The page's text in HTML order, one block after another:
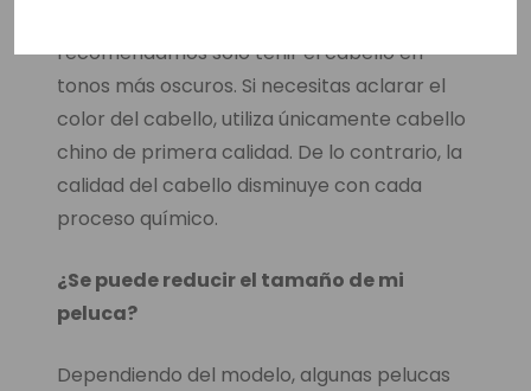
recomendamos sólo teñir el cabello en
tonos más oscuros. Si necesitas aclarar el
color del cabello, utiliza únicamente cabello
chino de primera calidad. De lo contrario, la
calidad del cabello disminuye con cada
proceso químico.
¿Se puede reducir el tamaño de mi
peluca?
Dependiendo del modelo, algunas pelucas